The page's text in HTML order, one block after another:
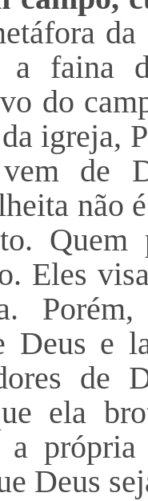
a
do
igreja,
de
não
Eles
Deus e
de
ela
a
Deus